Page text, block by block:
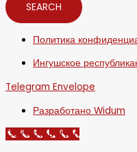
SEARCH
Политика
Ингушское
Telegram Envelope
Разработано Widum
Call Now Button